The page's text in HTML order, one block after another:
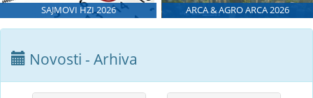
SAJMOVI HZI 2026 ARCA & AGRO ARCA 2026
Novosti - Arhiva